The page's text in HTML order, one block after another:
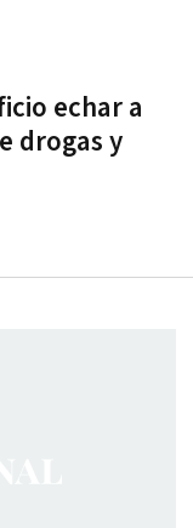
echar a
drogas y